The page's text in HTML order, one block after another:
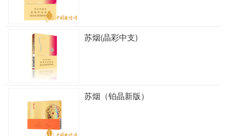
苏烟(晶彩中支)
苏烟（铂晶新版）